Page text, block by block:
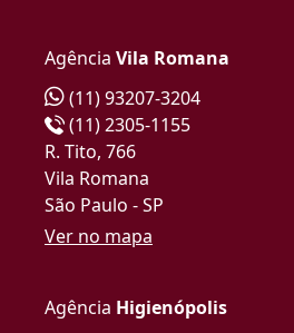
Agência Vila Romana
(11) 93207-3204
(11) 2305-1155
R. Tito, 766
Vila Romana
São Paulo - SP
Ver no mapa
Agência Higienópolis